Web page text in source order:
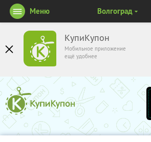
КупиКупон
Мобильное приложение
ещё удобнее
Меню Волгоград